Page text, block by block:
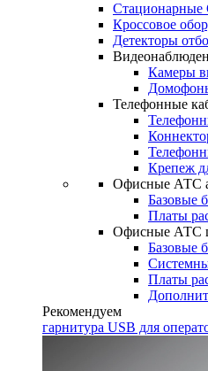
Стационарные
Кроссовое
Детекторы
Камеры
Телефонные
Крепеж
Офисные АТС
Базовые
Платы
Офисные АТС
Базовые
Платы
Рекомендуем
гарнитура USB для